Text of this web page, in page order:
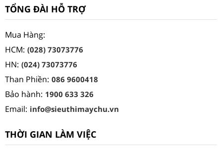
TỔNG ĐÀI HỖ TRỢ
Mua Hàng:
HCM: (028) 73073776
HN: (024) 73073776
Than Phiền: 086 9600418
Bảo hành: 1900 633 326
Email: info@sieuthimaychu.vn
THỜI GIAN LÀM VIỆC